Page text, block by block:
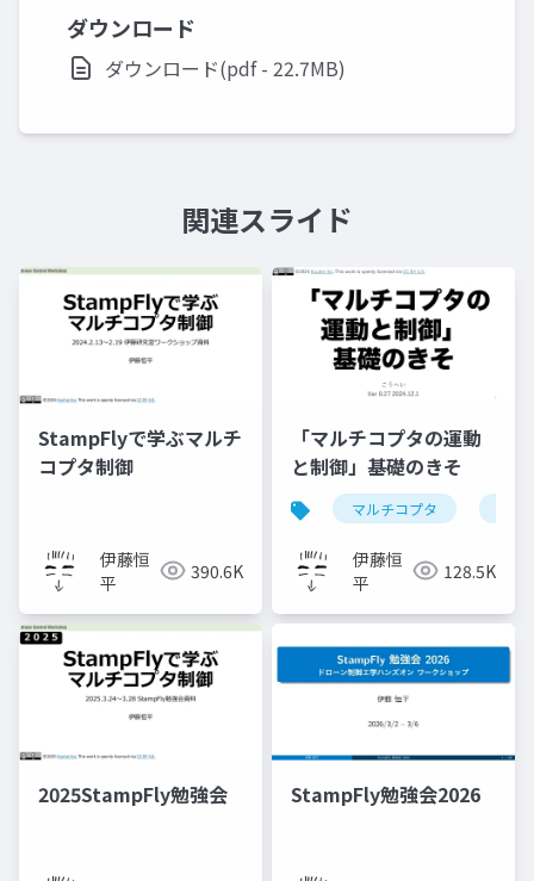
ダウンロード
ダウンロード(pdf - 22.7MB)
関連スライド
StampFlyで学ぶマルチ
コプタ制御
伊藤恒
平
390.6K
「マルチコプタの運動
と制御」基礎のきそ
マルチコプタ
伊藤恒
平
128.5K
2025StampFly勉強会 StampFly勉強会2026